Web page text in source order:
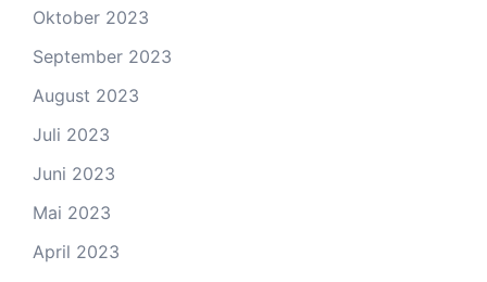
Oktober 2023
September 2023
August 2023
Juli 2023
Juni 2023
Mai 2023
April 2023